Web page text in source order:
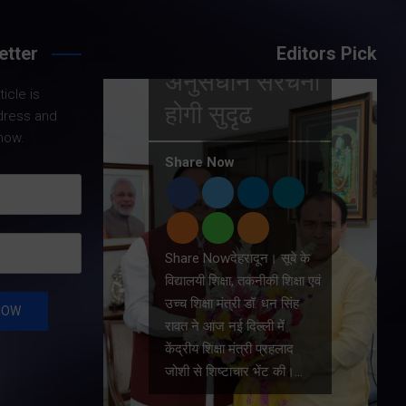
is
and
Editors Pick
में
सिंह
Share Nowदेहरादून।
प्रदेशभर के 10 हजार बेरोजगार
युवाओं को देशभर की विभिन्न बहु
राष्ट्रीय कम्पनियों में रोजगार
उपलब्ध कराया जायेगा। इसके
लिये तकनीकी शिक्षा विभाग
प्रदेशभर में विशेष रोजगार मेलों…